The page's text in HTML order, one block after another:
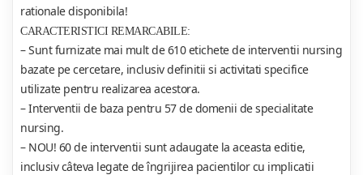
rationale disponibila!
CARACTERISTICI REMARCABILE:
– Sunt furnizate mai mult de 610 etichete de interventii nursing
bazate pe cercetare, inclusiv definitii si activitati specifice
utilizate pentru realizarea acestora.
– Interventii de baza pentru 57 de domenii de specialitate
nursing.
– NOU! 60 de interventii sunt adaugate la aceasta editie,
inclusiv câteva legate de îngrijirea pacientilor cu implicatii